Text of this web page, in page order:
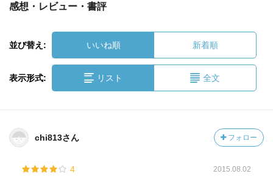
感想・レビュー・書評
並び替え: いいね順 新着順
表示形式: リスト 全文
chi813さん フォロー
4 2015.08.02